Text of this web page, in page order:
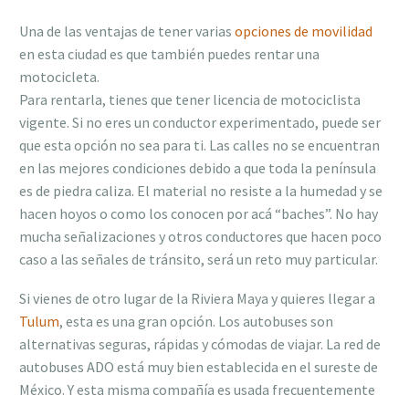
Una de las ventajas de tener varias opciones de movilidad
en esta ciudad es que también puedes rentar una
motocicleta.
Para rentarla, tienes que tener licencia de motociclista
vigente. Si no eres un conductor experimentado, puede ser
que esta opción no sea para ti. Las calles no se encuentran
en las mejores condiciones debido a que toda la península
es de piedra caliza. El material no resiste a la humedad y se
hacen hoyos o como los conocen por acá “baches”. No hay
mucha señalizaciones y otros conductores que hacen poco
caso a las señales de tránsito, será un reto muy particular.
Si vienes de otro lugar de la Riviera Maya y quieres llegar a
Tulum, esta es una gran opción. Los autobuses son
alternativas seguras, rápidas y cómodas de viajar. La red de
autobuses ADO está muy bien establecida en el sureste de
México. Y esta misma compañía es usada frecuentemente